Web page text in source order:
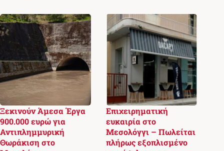
Ξεκινούν Άμεσα Έργα
900.000 ευρώ για
Αντιπλημμυρική
Θωράκιση στο
Επιχειρηματική
ευκαιρία στο
Μεσολόγγι – Πωλείται
πλήρως εξοπλισμένο